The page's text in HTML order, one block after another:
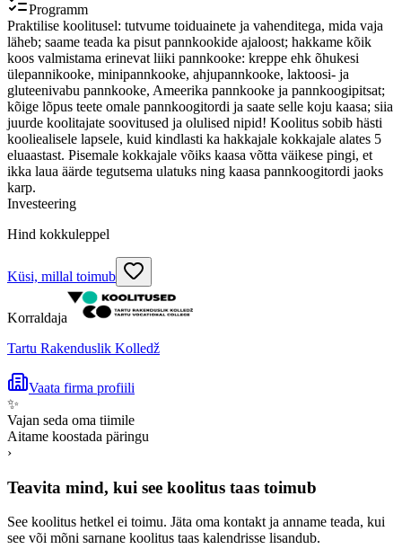
Programm
Praktilise koolitusel: tutvume toiduainete ja vahenditega, mida vaja
läheb; saame teada ka pisut pannkookide ajaloost; hakkame kõik
koos valmistama erinevat liiki pannkooke: kreppe ehk õhukesi
ülepannikooke, minipannkooke, ahjupannkooke, laktoosi- ja
gluteenivabu pannkooke, Ameerika pannkooke ja pannkoogipitsat;
kõige lõpus teete omale pannkoogitordi ja saate selle koju kaasa; siia
juurde koolitajate soovitused ja olulised nipid! Koolitus sobib hästi
kooliealisele lapsele, kuid kindlasti ka hakkajale kokkajale alates 5
eluaastast. Pisemale kokkajale võiks kaasa võtta väikese pingi, et
ikka laua äärde tegutsema ulatuks ning kaasa pannkoogitordi jaoks
karp.
Investeering
Hind kokkuleppel
Küsi, millal toimub
Korraldaja
Tartu Rakenduslik Kolledž
Vaata firma profiili
✨
Vajan seda oma tiimile
Aitame koostada päringu
›
Teavita mind, kui see koolitus taas toimub
See koolitus hetkel ei toimu. Jäta oma kontakt ja anname teada, kui
see või mõni sarnane koolitus taas kalendrisse lisandub.